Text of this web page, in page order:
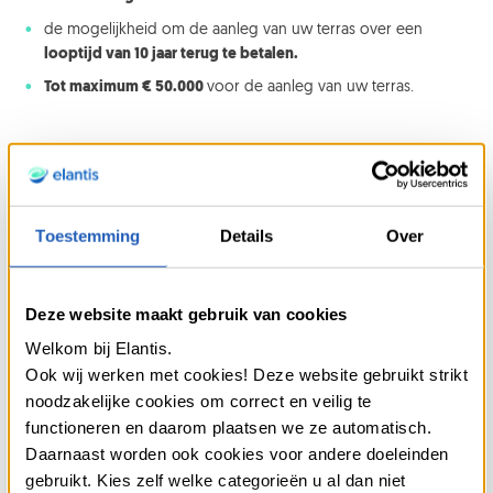
Toestemming Details Over
Deze website maakt gebruik van cookies
Welkom bij Elantis.
Ook wij werken met cookies! Deze website gebruikt strikt
noodzakelijke cookies om correct en veilig te
functioneren en daarom plaatsen we ze automatisch.
Daarnaast worden ook cookies voor andere doeleinden
gebruikt. Kies zelf welke categorieën u al dan niet
de mogelijkheid om de aanleg van uw terras over een
looptijd van 10 jaar terug te betalen.
Tot maximum € 50.000 voor de aanleg van uw terras.
Wist u dat ...
Als u eerder denkt aannieuwe tuinmeubels of
onzeinterieurlening om uw aankopen te betalen.
Bij Elantis vragen we altijd om het doel van de lening
mee te delen en op zijn minst uw identiteitskaart en
een bewijs van inkomen voor te leggen om een
voordelige persoonlijke lening te verkrijgen.
Aanvullende bewijsstukken kunnen ook worden
aangevraagd.